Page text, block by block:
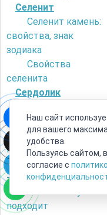
Селенит
Селенит камень:
свойства, знак
зодиака
Свойства
селенита
Сердолик
сердолик от
искусственного
камня?
Камень сердолик
- его магические
свойства и кому
подходит
Наш сайт
для вашего
удобства.
Пользуясь сайтом,
согласие с